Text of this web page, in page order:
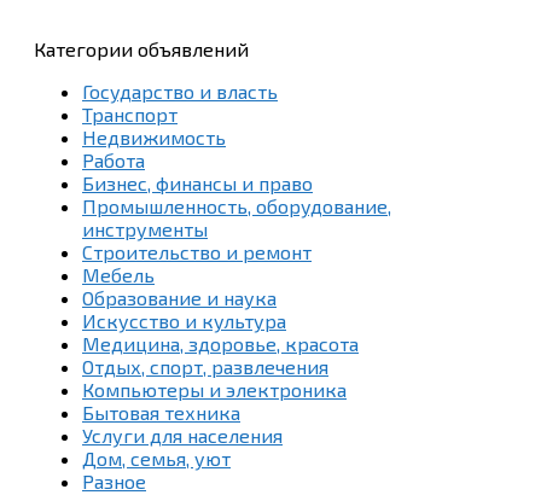
Категории объявлений
Государство и власть
Транспорт
Недвижимость
Работа
Бизнес, финансы и право
Промышленность, оборудование,
инструменты
Строительство и ремонт
Мебель
Образование и наука
Искусство и культура
Медицина, здоровье, красота
Отдых, спорт, развлечения
Компьютеры и электроника
Бытовая техника
Услуги для населения
Дом, семья, уют
Разное